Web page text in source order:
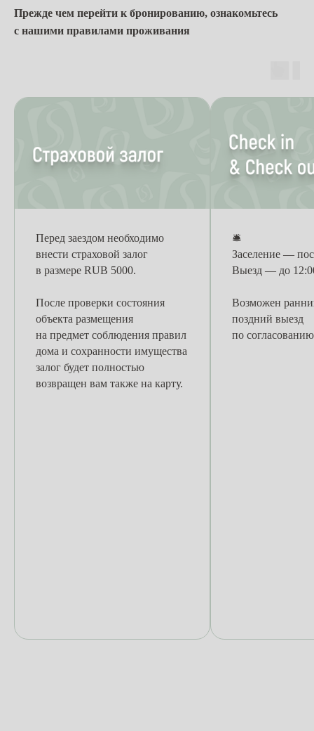
Прежде чем перейти к бронированию, ознакомьтесь
с нашими правилами проживания
Перед заездом необходимо
внести страховой залог
в размере RUB 5000.
После проверки состояния
объекта размещения
на предмет соблюдения правил
дома и сохранности имущества
залог будет полностью
возвращен вам также на карту.
🛎
Заселение —
Выезд — до
Возможен
поздний выезд
по